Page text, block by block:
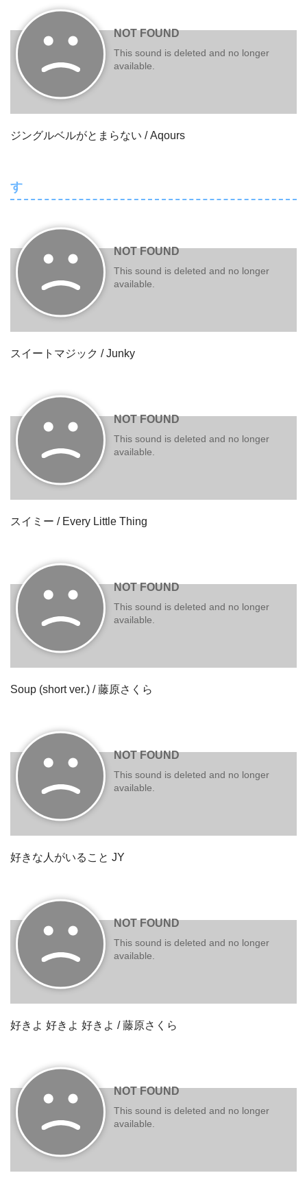
ジングルベルがとまらない / Aqours
す
スイートマジック / Junky
スイミー / Every Little Thing
Soup (short ver.) / 藤原さくら
好きな人がいること JY
好きよ 好きよ 好きよ / 藤原さくら